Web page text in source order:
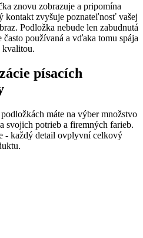
znovu zobrazuje a pripomína
kontakt zvyšuje poznateľnosť vašej
Podložka nebude len zabudnutá
používaná a vďaka tomu spája
kvalitou.
písacích
máte na výber množstvo
svojich potrieb a firemných farieb.
- každý detail ovplyvní celkový